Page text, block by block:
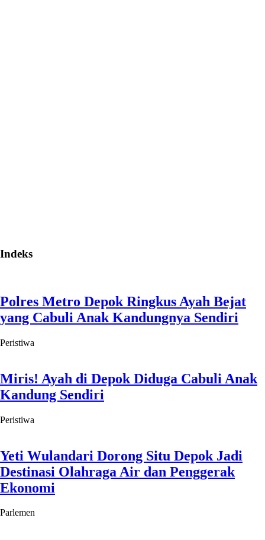
Indeks
Polres Metro Depok Ringkus Ayah Bejat
yang Cabuli Anak Kandungnya Sendiri
Peristiwa
Miris! Ayah di Depok Diduga Cabuli Anak
Kandung Sendiri
Peristiwa
Yeti Wulandari Dorong Situ Depok Jadi
Destinasi Olahraga Air dan Penggerak
Ekonomi
Parlemen